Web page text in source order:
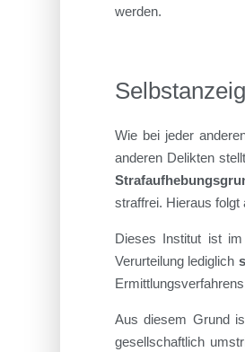
werden.
Wie bei jeder
anderen Delikten
straffrei. Hieraus folgt
Dieses Institut ist
Verurteilung lediglich
Aus diesem Grund
gesellschaftlich